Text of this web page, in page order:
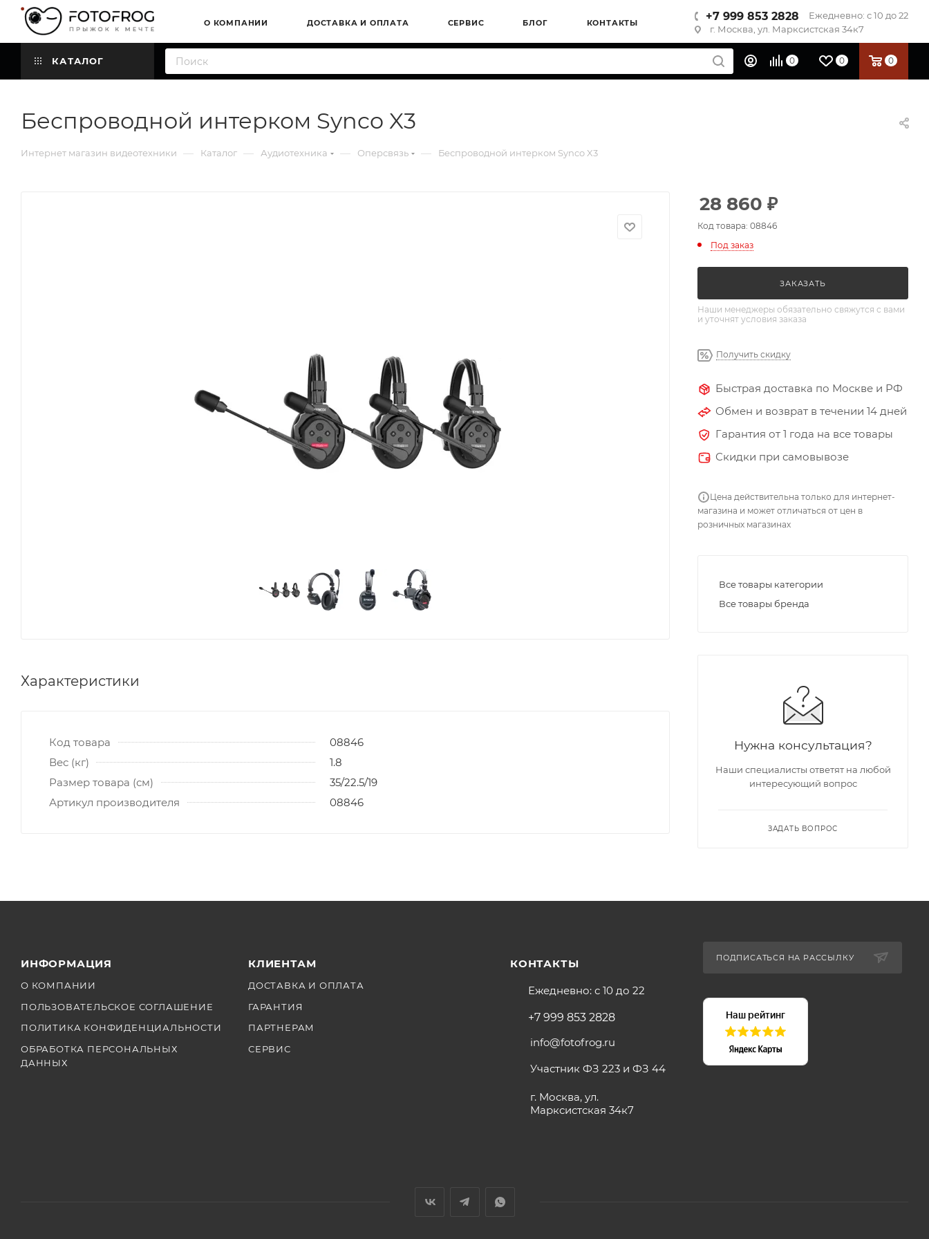
О КОМПАНИИ ДОСТАВКА И ОПЛАТА СЕРВИС БЛОГ КОНТАКТЫ
+7 999 853 2828
Ежедневно: с 10 до 22
г. Москва, ул. Марксистская 34к7
КАТАЛОГ 0 0 0
Беспроводной интерком Synco X3
Интернет магазин видеотехники — Каталог — Аудиотехника — Оперсвязь — Беспроводной интерком Synco X3
Характеристики
Код товара
08846
Вес (кг)
1.8
Размер товара (см)
35/22.5/19
Артикул производителя
08846
28 860 ₽
Код товара: 08846
Под заказ
ЗАКАЗАТЬ
Наши менеджеры обязательно свяжутся с вами
и уточнят условия заказа
Получить скидку
Быстрая доставка по Москве и РФ
Обмен и возврат в течении 14 дней
Гарантия от 1 года на все товары
Скидки при самовывозе
Цена действительна только для интернет-
магазина и может отличаться от цен в
розничных магазинах
Все товары категории
Все товары бренда
Нужна консультация?
Наши специалисты ответят на любой
интересующий вопрос
ЗАДАТЬ ВОПРОС
ИНФОРМАЦИЯ
О КОМПАНИИ
ПОЛЬЗОВАТЕЛЬСКОЕ СОГЛАШЕНИЕ
ПОЛИТИКА КОНФИДЕНЦИАЛЬНОСТИ
ОБРАБОТКА ПЕРСОНАЛЬНЫХ
ДАННЫХ
КЛИЕНТАМ
ДОСТАВКА И ОПЛАТА
ГАРАНТИЯ
ПАРТНЕРАМ
СЕРВИС
КОНТАКТЫ
Ежедневно: с 10 до 22
+7 999 853 2828
info@fotofrog.ru
Участник ФЗ 223 и ФЗ 44
г. Москва, ул.
Марксистская 34к7
ПОДПИСАТЬСЯ НА РАССЫЛКУ